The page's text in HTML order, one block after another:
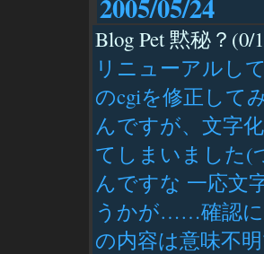
2005/05/24
Blog Pet 黙秘？(0/
リニューアルし
のcgiを修正して
んですが、文字
てしまいました(
んですな 一応文
うかが……確認に
の内容は意味不